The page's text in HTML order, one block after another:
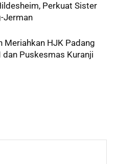
Perkuat Sister
Jerman
Meriahkan HJK Padang
dan Puskesmas Kuranji